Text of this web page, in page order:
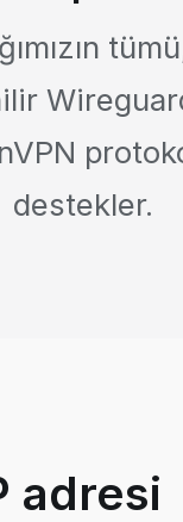
destekler.
adresi